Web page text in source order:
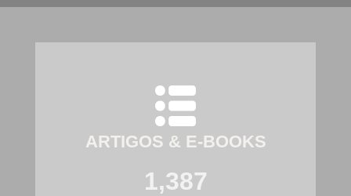
ARTIGOS & E-BOOKS
1,387